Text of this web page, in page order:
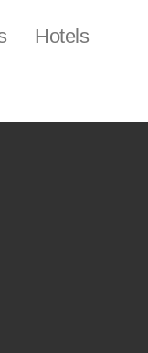
Hotels